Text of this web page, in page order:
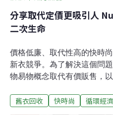
分享取代定價更吸引人
二次生命
價格低廉、取代性高的快時
新衣競爭。為了解決這個問
物易物概念取代有價販售，
了又要更換一次衣櫥，不斷
舊衣回收 快時尚 循環經濟